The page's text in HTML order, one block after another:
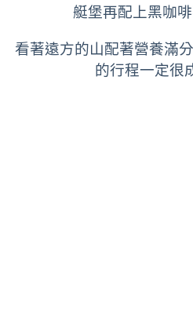
艇堡再配上黑咖
看著遠方的山配著營養滿
的行程一定很